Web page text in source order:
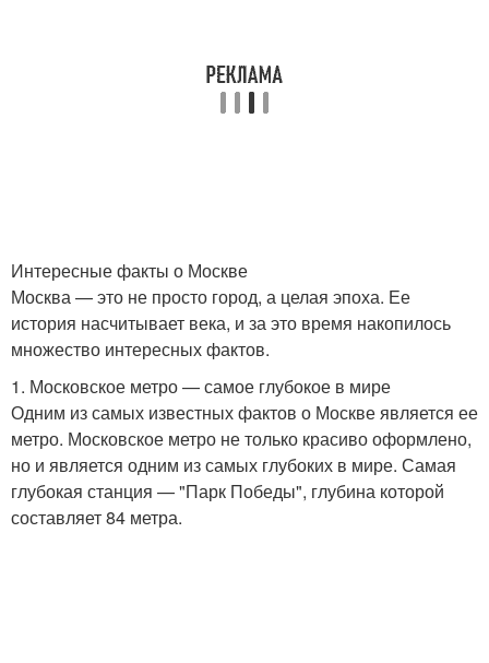
Интересные факты о Москве
Москва — это не просто город, а целая эпоха. Ее
история насчитывает века, и за это время накопилось
множество интересных фактов.
1. Московское метро — самое глубокое в мире
Одним из самых известных фактов о Москве является ее
метро. Московское метро не только красиво оформлено,
но и является одним из самых глубоких в мире. Самая
глубокая станция — "Парк Победы", глубина которой
составляет 84 метра.